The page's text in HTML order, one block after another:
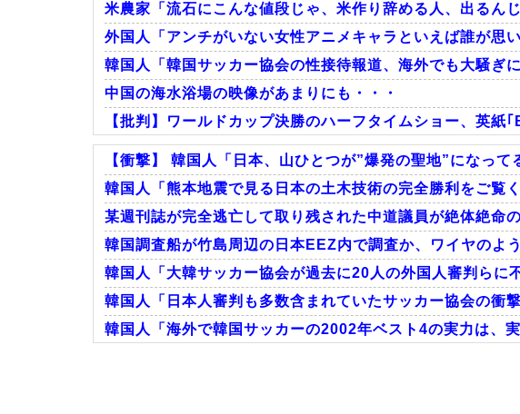
Powered
米農家「流石にこんな値段じゃ、米作り辞める人、出るん
外国人「アンチがいない女性アニメキャラといえば誰が思い
韓国人「韓国サッカー協会の性接待報道、海外でも大騒ぎ
中国の海水浴場の映像があまりにも・・・
【批判】ワールドカップ決勝のハーフタイムショー、英紙
Powered by livedoor 相互RSS
【衝撃】 韓国人「日本、山ひとつが”爆発の聖地”になって
韓国人「熊本地震で見る日本の土木技術の完全勝利をご覧
某週刊誌が完全逃亡して取り残された中道議員が絶体絶命
韓国調査船が竹島周辺の日本EEZ内で調査か、ワイヤのよ
韓国人「大韓サッカー協会が過去に20人の外国人審判らに
韓国人「日本人審判も多数含まれていたサッカー協会の衝
韓国人「海外で韓国サッカーの2002年ベスト4の実力は、